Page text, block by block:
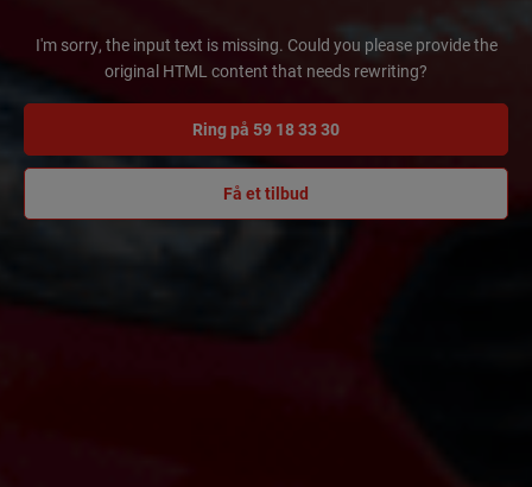
I'm sorry, the input text is missing. Could you please provide the
original HTML content that needs rewriting?
Ring på 59 18 33 30
Få et tilbud